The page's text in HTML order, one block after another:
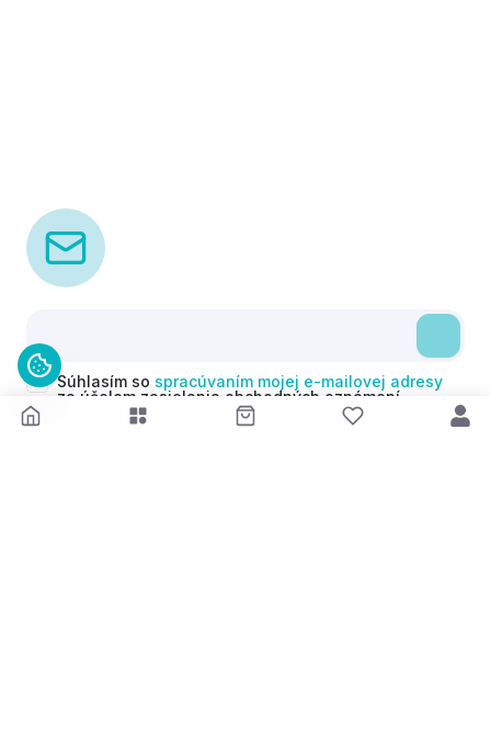
Súhlasím so spracúvaním mojej e-mailovej adresy
za účelom zasielania obchodných oznámení
(newsletterov) v súlade s čl. 6 ods. 1 písm. a)
Nariadenia GDPR. Svoj súhlas môžem kedykoľvek